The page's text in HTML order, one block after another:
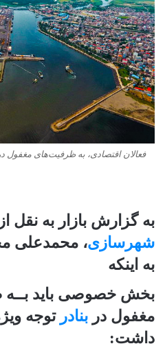
فعالان اقتصادی، به ظرفیت‌های مغفول
به گزارش بازار به نقل از
شهرسازی، محمدعلی
به اینکه
بخش خصوصی باید
مغفول در بنادر توجه
داشت: